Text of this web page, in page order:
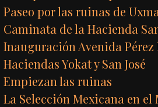
Paseo por las ruinas de
Caminata de la Hacienda
Inauguración Avenida Pérez
Haciendas Yokat y San José
Empiezan las ruinas
La Selección Mexicana en